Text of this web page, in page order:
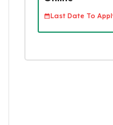
Last Date To